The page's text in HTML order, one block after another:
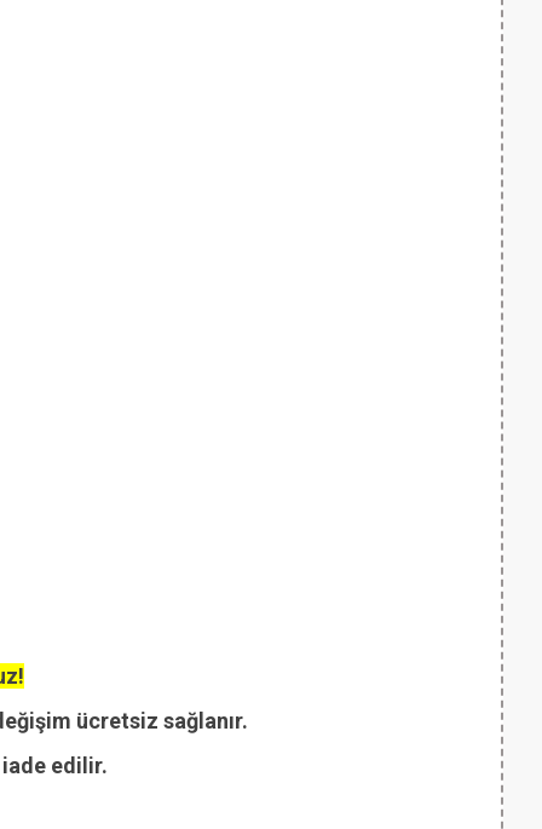
ücretsiz sağlanır.
edilir.